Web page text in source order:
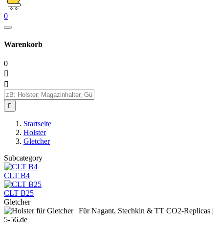
0
Warenkorb
0



Startseite
Holster
Gletcher
Subcategory
CLT B4
CLT B25
Gletcher